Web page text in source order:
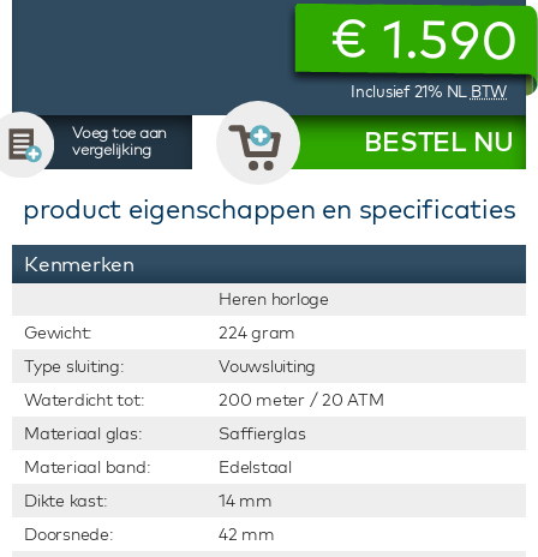
€ 1.590
Inclusief 21% NL BTW
Voeg toe aan
vergelijking
BESTEL NU
product eigenschappen en specificaties
Kenmerken
Heren horloge
Gewicht:
224 gram
Type sluiting:
Vouwsluiting
Waterdicht tot:
200 meter / 20 ATM
Materiaal glas:
Saffierglas
Materiaal band:
Edelstaal
Dikte kast:
14 mm
Doorsnede:
42 mm